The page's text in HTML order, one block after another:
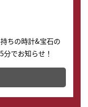
ちの時計&宝石の
でお知らせ！
とが出来ます。